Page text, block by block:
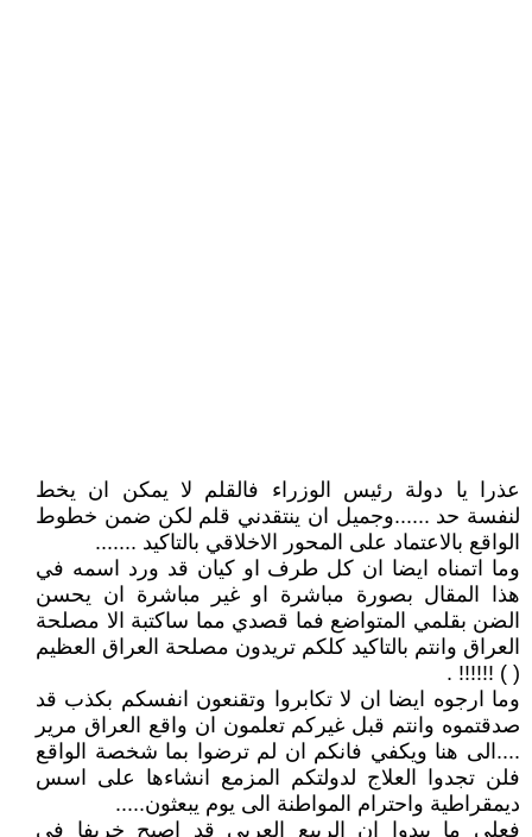
عذرا يا دولة رئيس الوزراء فالقلم لا يمكن ان يخط
لنفسة حد ......وجميل ان ينتقدني قلم لكن ضمن خطوط
الواقع بالاعتماد على المحور الاخلاقي بالتاكيد .......
وما اتمناه ايضا ان كل طرف او كيان قد ورد اسمه في
هذا المقال بصورة مباشرة او غير مباشرة ان يحسن
الضن بقلمي المتواضع فما قصدي مما ساكتبة الا مصلحة
العراق وانتم بالتاكيد كلكم تريدون مصلحة العراق العظيم
( ) !!!!!! .
وما ارجوه ايضا ان لا تكابروا وتقنعون انفسكم بكذب قد
صدقتموه وانتم قبل غيركم تعلمون ان واقع العراق مرير
....الى هنا ويكفي فانكم ان لم ترضوا بما شخصة الواقع
فلن تجدوا العلاج لدولتكم المزمع انشاءها على اسس
ديمقراطية واحترام المواطنة الى يوم يبعثون.....
فعلى ما يبدوا ان الربيع العربي قد اصبح خريفا في